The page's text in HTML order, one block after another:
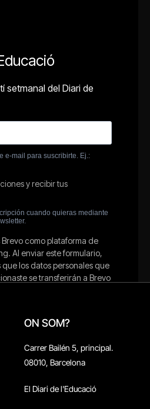
ON SOM?
Carrer Bailén 5, principal.
08010, Barcelona
El Diari de l'Educació